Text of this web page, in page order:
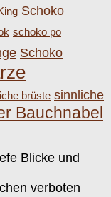
Schoko
schoko po
Schoko
brüste sinnliche
Bauchnabel
Blicke und
verboten